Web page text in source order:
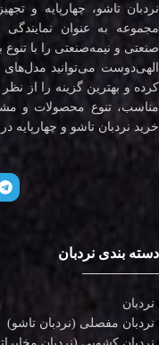
نردبان تاشو، چهارپایه و
مجموعه به عنوان نمایندگی
صنعتی و نیمه‌صنعتی را با
الهی‌دوست می‌توانید
کرده و بهترین گزینه را از
مناسب، تنوع محصولات و
خرید نردبان تاشو و چهارپایه
دسته بندی نردبان
نردبان
نردبان مفصلی (نردبان تاشو)